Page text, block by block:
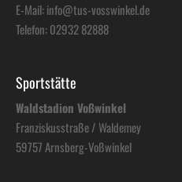
E-Mail:info@tus-vosswinkel.de
Telefon:02932 82888
Sportstätte
Waldstadion Voßwinkel
Franziskusstraße / Waldemey
59757 Arnsberg-Voßwinkel